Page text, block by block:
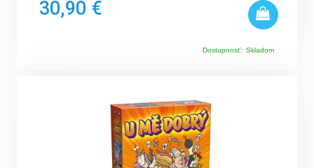
30,90 €
Dostupnosť: Skladom